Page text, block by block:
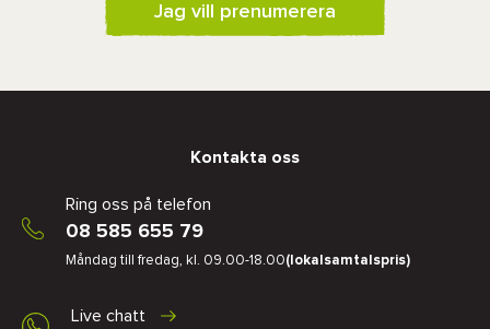
Jag vill prenumerera
Kontakta oss
Ring oss på telefon
08 585 655 79
Måndag till fredag, kl. 09.00-18.00(lokalsamtalspris)
Live chatt